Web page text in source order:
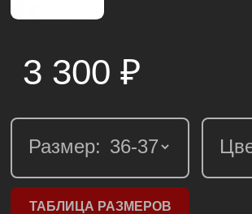
3 300 ₽
Размер:
ТАБЛИЦА РАЗМЕРОВ